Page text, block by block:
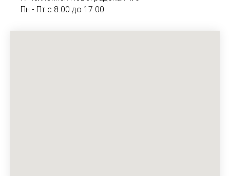
Пн - Пт с 8.00 до 17.00